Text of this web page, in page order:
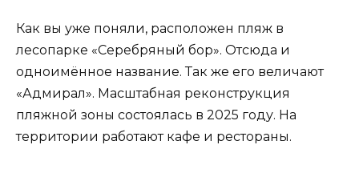
Как вы уже поняли, расположен пляж в
лесопарке «Серебряный бор». Отсюда и
одноимённое название. Так же его величают
«Адмирал». Масштабная реконструкция
пляжной зоны состоялась в 2025 году. На
территории работают кафе и рестораны.